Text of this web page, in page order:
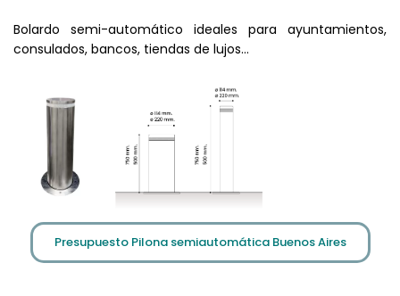
Bolardo semi-automático ideales para ayuntamientos,
consulados, bancos, tiendas de lujos…
Presupuesto Pilona semiautomática Buenos Aires